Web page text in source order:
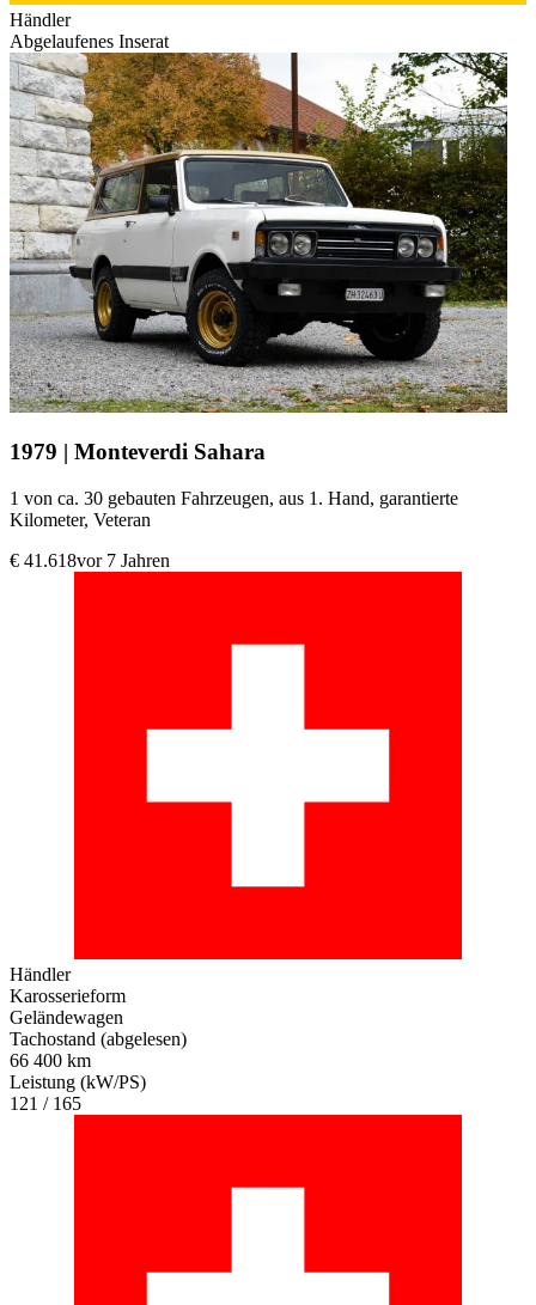
Händler
Abgelaufenes Inserat
1979 | Monteverdi Sahara
1 von ca. 30 gebauten Fahrzeugen, aus 1. Hand, garantierte
Kilometer, Veteran
€ 41.618vor 7 Jahren
Händler
Karosserieform
Geländewagen
Tachostand (abgelesen)
66 400 km
Leistung (kW/PS)
121 / 165